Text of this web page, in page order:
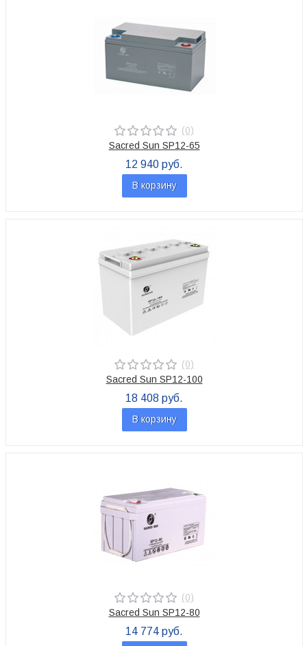
(0)
Sacred Sun SP12-65
12 940 руб.
В корзину
(0)
Sacred Sun SP12-100
18 408 руб.
В корзину
(0)
Sacred Sun SP12-80
14 774 руб.